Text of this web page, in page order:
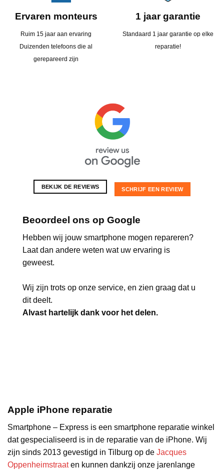
Ervaren monteurs
Ruim 15 jaar aan ervaring
Duizenden telefoons die al
gerepareerd zijn
1 jaar garantie
Standaard 1 jaar garantie op elke
reparatie!
BEKIJK DE REVIEWS SCHRIJF EEN REVIEW
Beoordeel ons op Google
Hebben wij jouw smartphone mogen repareren?
Laat dan andere weten wat uw ervaring is
geweest.
Wij zijn trots op onze service, en zien graag dat u
dit deelt.
Alvast hartelijk dank voor het delen.
Apple iPhone reparatie
Smartphone – Express is een smartphone reparatie winkel
dat gespecialiseerd is in de reparatie van de iPhone. Wij
zijn sinds 2013 gevestigd in Tilburg op de Jacques
Oppenheimstraaten kunnen dankzij onze jarenlange